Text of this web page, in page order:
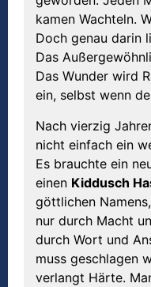
kamen Wachteln.
Doch genau darin
Das
Das Wunder wird
ein, selbst wenn
Nach vierzig
nicht einfach ein
Es brauchte ein
einen Kiddusch
göttlichen
nur durch Macht
durch Wort und
muss geschlagen
verlangt Härte.